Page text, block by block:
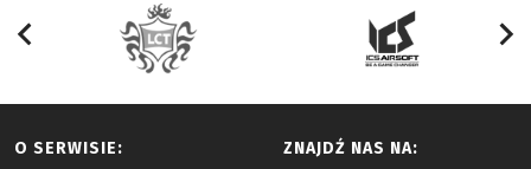
O SERWISIE: ZNAJDŹ NAS NA: